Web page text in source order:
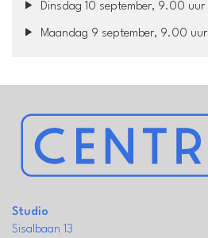
Dinsdag 10 september, 9.00 uur
Maandag 9 september, 9.00 uur
Studio
Sisalbaan 13